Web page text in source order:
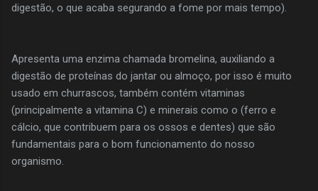
digestão, o que acaba segurando a fome por mais tempo).
Apresenta uma enzima chamada bromelina, auxiliando a
digestão de proteínas do jantar ou almoço, por isso é muito
usado em churrascos, também contém vitaminas
(principalmente a vitamina C) e minerais como o (ferro e
cálcio, que contribuem para os ossos e dentes) que são
fundamentais para o bom funcionamento do nosso
organismo.